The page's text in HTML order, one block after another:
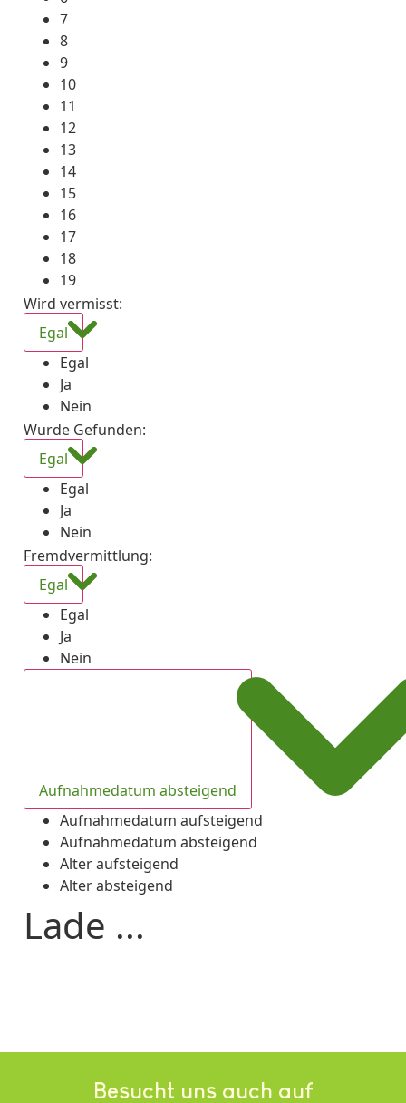
7
8
9
10
11
12
13
14
15
16
17
18
19
Wird vermisst:
Egal
Egal
Ja
Nein
Wurde Gefunden:
Egal
Egal
Ja
Nein
Fremdvermittlung:
Egal
Egal
Ja
Nein
Aufnahmedatum absteigend
Aufnahmedatum aufsteigend
Aufnahmedatum absteigend
Alter aufsteigend
Alter absteigend
Lade ...
Besucht uns auch auf